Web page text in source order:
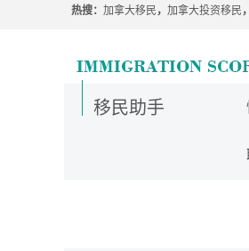
热搜： 加拿大移民 ， 加拿大投资移民 ，
移民助手